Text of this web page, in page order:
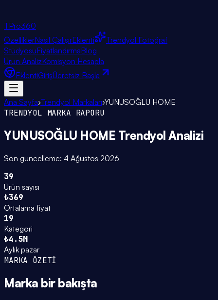
TPro360
ÖzelliklerNasıl ÇalışırEklenti
Trendyol Fotoğraf
StüdyosuFiyatlandırmaBlog
Ürün AnalizKomisyon Hesapla
EklentiGirişÜcretsiz Başla
Ana Sayfa›Trendyol Markaları›YUNUSOĞLU HOME
TRENDYOL MARKA RAPORU
YUNUSOĞLU HOME Trendyol Analizi
Son güncelleme: 4 Ağustos 2026
39
Ürün sayısı
₺369
Ortalama fiyat
19
Kategori
₺4.5M
Aylık pazar
MARKA ÖZETİ
Marka bir bakışta